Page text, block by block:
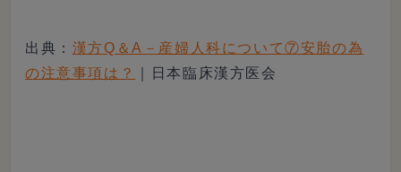
出典： 漢方Q＆A－産婦人科について⑦安胎の為
の注意事項は？
｜日本臨床漢方医会